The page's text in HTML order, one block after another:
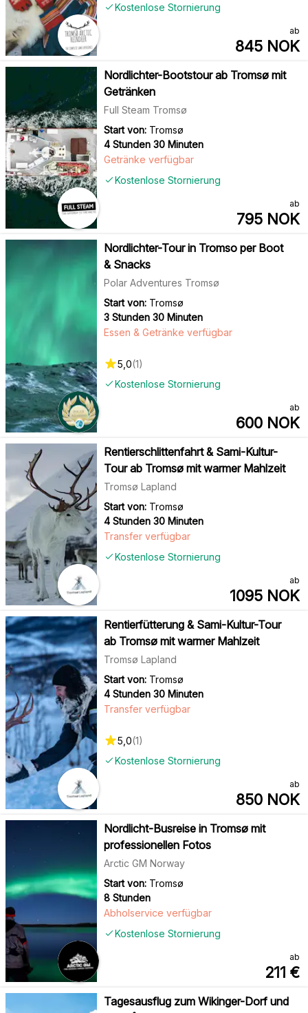
Kostenlose Stornierung
ab
845 NOK
Nordlichter-Bootstour ab Tromsø mit
Getränken
Full Steam Tromsø
Start von: Tromsø
4 Stunden 30 Minuten
Kostenlose Stornierung
Getränke verfügbar
ab
795 NOK
Nordlichter-Tour in Tromso per Boot
& Snacks
Polar Adventures Tromsø
Start von: Tromsø
3 Stunden 30 Minuten
Kostenlose Stornierung
Essen & Getränke verfügbar
5,0(1)
ab
600 NOK
Rentierschlittenfahrt & Sami-Kultur-
Tour ab Tromsø mit warmer Mahlzeit
Tromsø Lapland
Start von: Tromsø
4 Stunden 30 Minuten
Kostenlose Stornierung
Transfer verfügbar
ab
1095 NOK
Rentierfütterung & Sami-Kultur-Tour
ab Tromsø mit warmer Mahlzeit
Tromsø Lapland
Start von: Tromsø
4 Stunden 30 Minuten
Kostenlose Stornierung
Transfer verfügbar
5,0(1)
ab
850 NOK
Nordlicht-Busreise in Tromsø mit
professionellen Fotos
Arctic GM Norway
Start von: Tromsø
8 Stunden
Kostenlose Stornierung
Abholservice verfügbar
ab
211 €
Tagesausflug zum Wikinger-Dorf und